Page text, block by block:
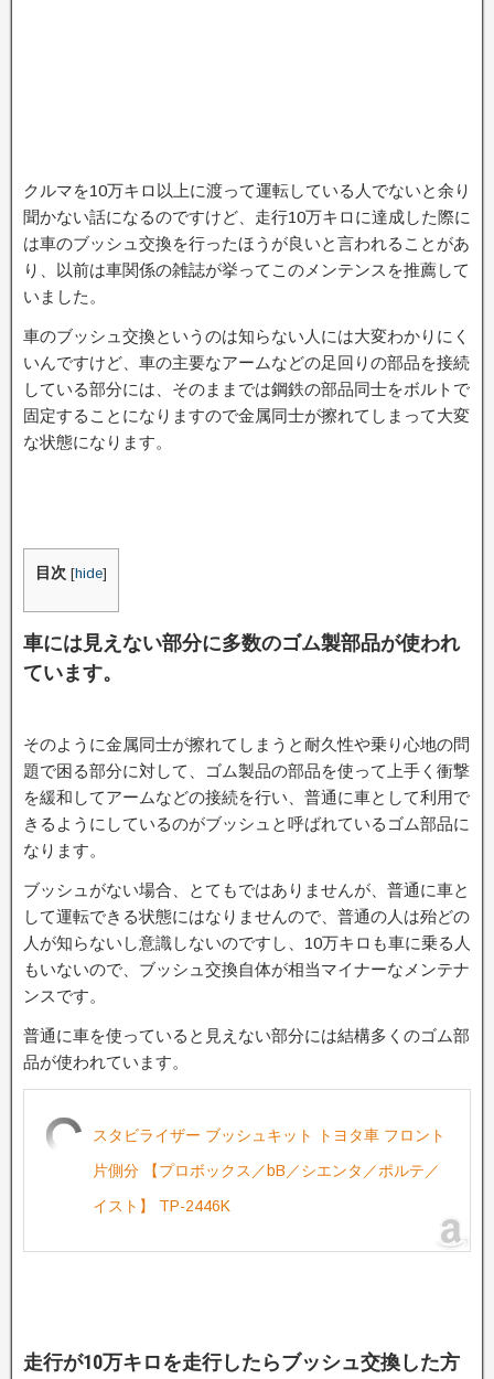
クルマを10万キロ以上に渡って運転している人でないと余り
聞かない話になるのですけど、走行10万キロに達成した際に
は車のブッシュ交換を行ったほうが良いと言われることがあ
り、以前は車関係の雑誌が挙ってこのメンテンスを推薦して
いました。
車のブッシュ交換というのは知らない人には大変わかりにく
いんですけど、車の主要なアームなどの足回りの部品を接続
している部分には、そのままでは鋼鉄の部品同士をボルトで
固定することになりますので金属同士が擦れてしまって大変
な状態になります。
目次 [hide]
車には見えない部分に多数のゴム製部品が使われ
ています。
そのように金属同士が擦れてしまうと耐久性や乗り心地の問
題で困る部分に対して、ゴム製品の部品を使って上手く衝撃
を緩和してアームなどの接続を行い、普通に車として利用で
きるようにしているのがブッシュと呼ばれているゴム部品に
なります。
ブッシュがない場合、とてもではありませんが、普通に車と
して運転できる状態にはなりませんので、普通の人は殆どの
人が知らないし意識しないのですし、10万キロも車に乗る人
もいないので、ブッシュ交換自体が相当マイナーなメンテナ
ンスです。
普通に車を使っていると見えない部分には結構多くのゴム部
品が使われています。
スタビライザー ブッシュキット トヨタ車 フロント
片側分 【プロボックス／bB／シエンタ／ポルテ／
イスト】 TP-2446K
走行が10万キロを走行したらブッシュ交換した方